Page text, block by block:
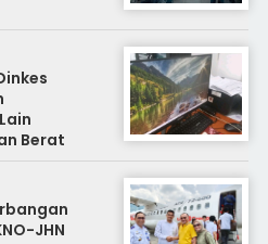
Berat
JHN